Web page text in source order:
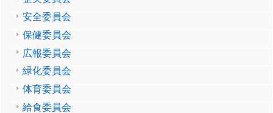
安全委員会
保健委員会
広報委員会
緑化委員会
体育委員会
給食委員会